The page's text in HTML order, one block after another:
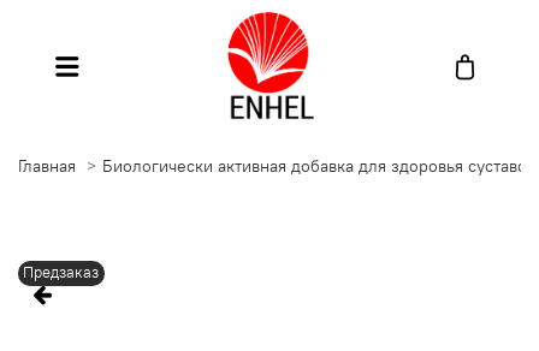
Главная Биологически активная добавка для здоровья
Предзаказ